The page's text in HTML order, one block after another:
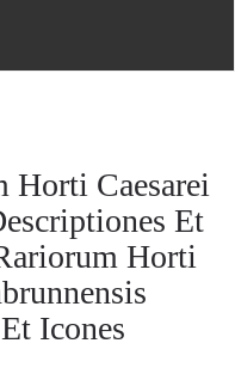
Horti Caesarei
Et
Horti
Icones